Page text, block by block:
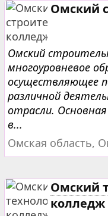
Омский
Омский
многоуровневое
осуществляющее
различной
отрасли.
в...
Омская область,
Омский
колледж